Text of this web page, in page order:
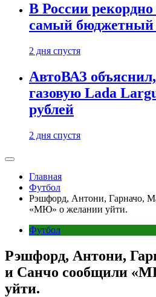
В России
самый
2 дня спустя
АвтоВАЗ
газовую Lada
рублей
2 дня спустя
Главная
Футбол
Рэшфорд, Антони, Гарначо,
«МЮ» о желании уйти.
Футбол
Рэшфорд, Антони,
и Санчо сообщили
уйти.